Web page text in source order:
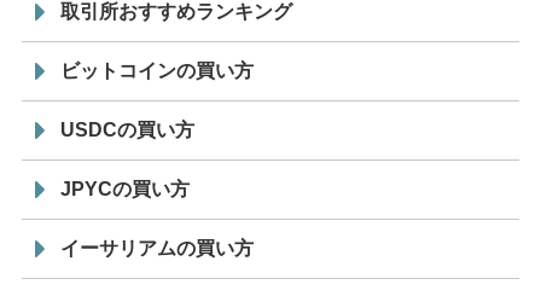
取引所おすすめランキング
ビットコインの買い方
USDCの買い方
JPYCの買い方
イーサリアムの買い方